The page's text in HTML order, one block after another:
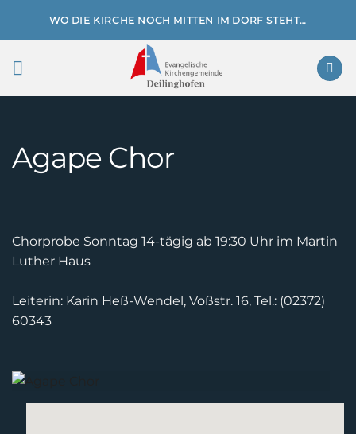
WO DIE KIRCHE NOCH MITTEN IM DORF STEHT…
Agape Chor
Chorprobe Sonntag 14-tägig ab 19:30 Uhr im Martin
Luther Haus
Leiterin: Karin Heß-Wendel, Voßstr. 16, Tel.: (02372)
60343